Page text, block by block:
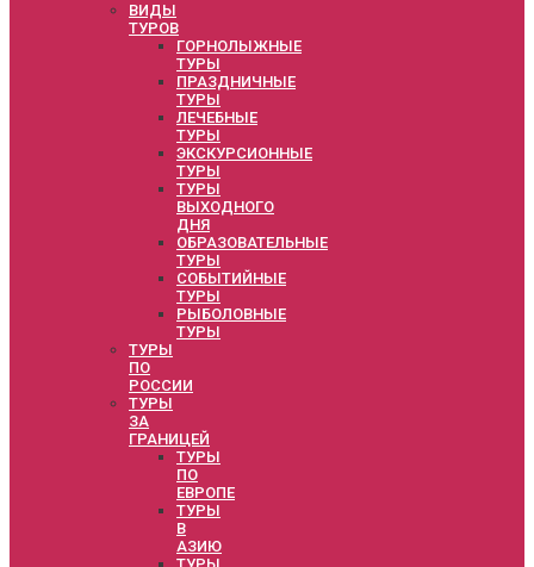
ВИДЫ
ТУРОВ
ГОРНОЛЫЖНЫЕ
ТУРЫ
ПРАЗДНИЧНЫЕ
ТУРЫ
ЛЕЧЕБНЫЕ
ТУРЫ
ЭКСКУРСИОННЫЕ
ТУРЫ
ТУРЫ
ВЫХОДНОГО
ДНЯ
ОБРАЗОВАТЕЛЬНЫЕ
ТУРЫ
СОБЫТИЙНЫЕ
ТУРЫ
РЫБОЛОВНЫЕ
ТУРЫ
ТУРЫ
ПО
РОССИИ
ТУРЫ
ЗА
ГРАНИЦЕЙ
ТУРЫ
ПО
ЕВРОПЕ
ТУРЫ
В
АЗИЮ